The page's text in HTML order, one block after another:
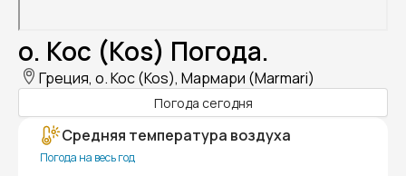
о. Кос (Kos) Погода.
Греция, о. Кос (Kos), Мармари (Marmari)
Погода сегодня
Средняя температура воздуха
Погода на весь год